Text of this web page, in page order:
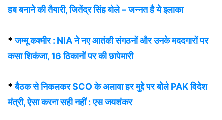
हब बनाने की तैयारी, जितेंद्र सिंह बोले – जन्‍नत है ये इलाका
*जम्‍मू कश्‍मीर : NIA ने नए आतंकी संगठनों और उनके मददगारों पर
कसा शिकंजा, 16 ठिकानों पर की छापेमारी
*बैठक से निकलकर SCO के अलावा हर मुद्दे पर बोले PAK विदेश
मंत्री, ऐसा करना सही नहीं : एस जयशंकर